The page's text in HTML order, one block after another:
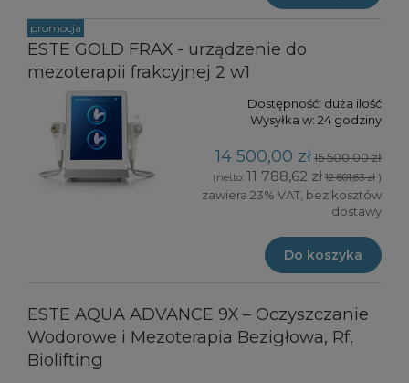
ESTE GOLD FRAX - urządzenie do
mezoterapii frakcyjnej 2 w1
Dostępność: duża ilość
Wysyłka w: 24 godziny
14 500,00 zł15 500,00 zł
(netto: 11 788,62 zł 12 601,63 zł )
zawiera 23% VAT, bez kosztów
dostawy
Do koszyka
promocja
ESTE AQUA ADVANCE 9X – Oczyszczanie
Wodorowe i Mezoterapia Bezigłowa, Rf,
Biolifting